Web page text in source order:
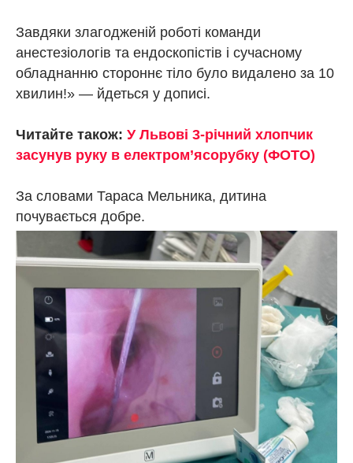
Завдяки злагодженій роботі команди
анестезіологів та ендоскопістів і сучасному
обладнанню стороннє тіло було видалено за 10
хвилин!» — йдеться у дописі.
Читайте також: У Львові 3-річний хлопчик
засунув руку в електром’ясорубку (ФОТО)
За словами Тараса Мельника, дитина
почувається добре.